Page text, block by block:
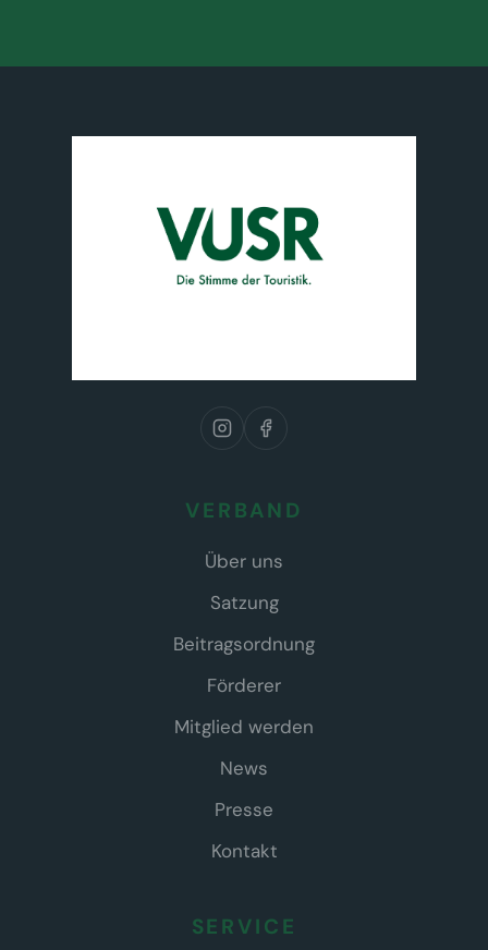
VERBAND
Über uns
Satzung
Beitragsordnung
Förderer
Mitglied werden
News
Presse
Kontakt
SERVICE